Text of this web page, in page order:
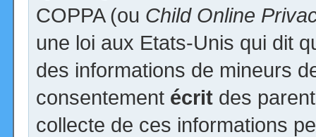
COPPA (ou Child Online
une loi aux Etats-Unis qui dit
des informations de mineurs
consentement écrit des
collecte de ces informations